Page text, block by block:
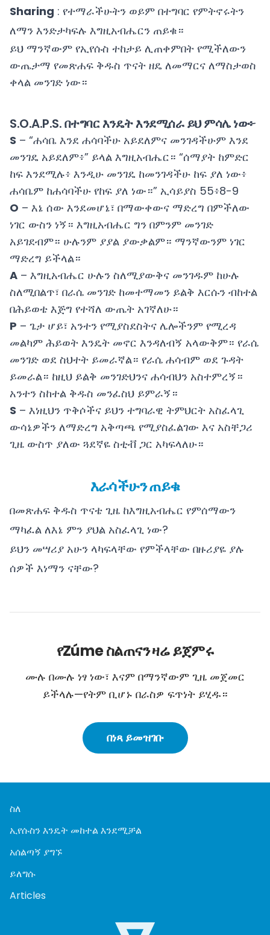
Sharing : የተማራችሁትን ወይም በተግባር የምትኖሩትን
ለማን እንድታካፍሉ እግዚአብሔርን ጠይቁ።
ይህ ማንኛውም የኢየሱስ ተከታይ ሊጠቀምበት የሚችለውን
ውጤታማ የመጽሐፍ ቅዱስ ጥናት ዘዴ ለመማርና ለማስታወስ
ቀላል መንገድ ነው።
S.O.A.P.S. በተግባር እንዴት እንደሚሰራ ይህ ምሳሌ ነው፦
S – “ሐሳቤ እንደ ሐሳባችሁ አይደለምና መንገዳችሁም እንደ
መንገዴ አይደለም፥” ይላል እግዚአብሔር። “ሰማያት ከምድር
ከፍ እንደሚሉ፥ እንዲሁ መንገዴ ከመንገዳችሁ ከፍ ያለ ነው፥
ሐሳቤም ከሐሳባችሁ የከፍ ያለ ነው።” ኢሳይያስ 55፥8-9
O – እኔ ሰው እንደመሆኔ፣ በማውቀውና ማድረግ በምችለው
ነገር ውስን ነኝ። እግዚአብሔር ግን በምንም መንገድ
አይገደብም። ሁሉንም ያያል ያውቃልም። ማንኛውንም ነገር
ማድረግ ይችላል።
A – እግዚአብሔር ሁሉን ስለሚያውቅና መንገዱም ከሁሉ
ስለሚበልጥ፣ በራሴ መንገድ ከመተማመን ይልቅ እርሱን ብከተል
በሕይወቴ እጅግ የተሻለ ውጤት አገኛለሁ።
P – ጌታ ሆይ፣ አንተን የሚያስደስትና ሌሎችንም የሚረዳ
መልካም ሕይወት እንዴት መኖር እንዳለብኝ አላውቅም። የራሴ
መንገድ ወደ ስህተት ይመራኛል። የራሴ ሐሳብም ወደ ጉዳት
ይመራል። ከዚህ ይልቅ መንገድህንና ሐሳብህን አስተምረኝ።
አንተን ስከተል ቅዱስ መንፈስህ ይምራኝ።
S – እነዚህን ጥቅሶችና ይህን ተግባራዊ ትምህርት አስፈላጊ
ውሳኔዎችን ለማድረግ አቅጣጫ የሚያስፈልገው እና አስቸጋሪ
ጊዜ ውስጥ ያለው ጓደኛዬ ስቲቭ ጋር አካፍላለሁ።
እራሳችሁን ጠይቁ
በመጽሐፍ ቅዱስ ጥናቴ ጊዜ ከእግዚአብሔር የምሰማውን
ማካፈል ለእኔ ምን ያህል አስፈላጊ ነው?
ይህን መሣሪያ አሁን ላካፍላቸው የምችላቸው በዙሪያዬ ያሉ
ሰዎች እነማን ናቸው?
የZúme ስልጠናን ዛሬ ይጀምሩ
ሙሉ በሙሉ ነፃ ነው፣ እናም በማንኛውም ጊዜ መጀመር
ይችላሉ—የትም ቢሆኑ በራስዎ ፍጥነት ይሂዱ።
በነጻ ይመዝገቡ
ስለ
ኢየሱስን እንዴት መከተል እንደሚቻል
አሰልጣኝ ያግኙ
ይለግሱ
Articles